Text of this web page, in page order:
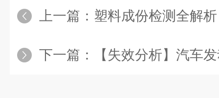
上一篇： 塑料成份检测全解析：
下一篇： 【失效分析】汽车